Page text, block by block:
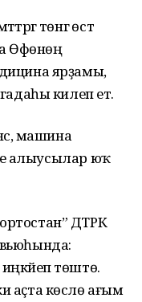
төнгә өстә
Өфөнөң
ярҙамы,
килеп етә.
машина
алыусылар юҡ
ДТРК
төштө.
аҫта көслө ағым